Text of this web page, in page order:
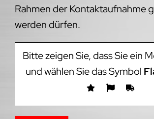
Rahmen der Kontaktaufnahme
werden dürfen.
Bitte zeigen Sie, dass Sie ein
und wählen Sie das Symbol